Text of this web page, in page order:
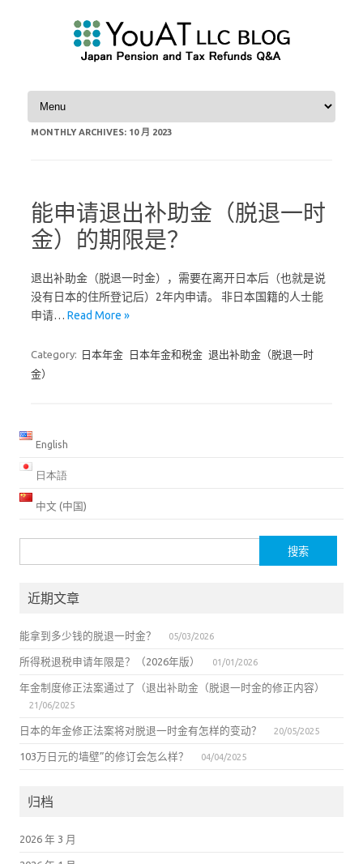
Skip to content
MONTHLY ARCHIVES: 10 月 2023
能申请退出补助金（脱退一时
金）的期限是？
退出补助金（脱退一时金），需要在离开日本后（也就是说
没有日本的住所登记后）2年内申请。 非日本国籍的人士能
申请… Read More »
Category: 日本年金 日本年金和税金 退出补助金（脱退一时
金）
English
日本語
中文 (中国)
索：
近期文章
能拿到多少钱的脱退一时金？ 05/03/2026
所得税退税申请年限是？（2026年版） 01/01/2026
年金制度修正法案通过了（退出补助金（脱退一时金的修正内容）
21/06/2025
日本的年金修正法案将对脱退一时金有怎样的变动？ 20/05/2025
103万日元的墙壁”的修订会怎么样？ 04/04/2025
归档
2026 年 3 月